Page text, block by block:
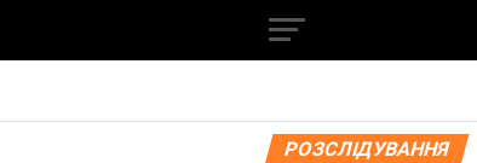
РОЗСЛІДУВАННЯ